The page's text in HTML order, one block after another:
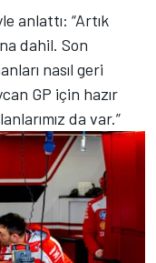
anlattı: “Artık
dahil. Son
nasıl geri
GP için hazır
da var.”